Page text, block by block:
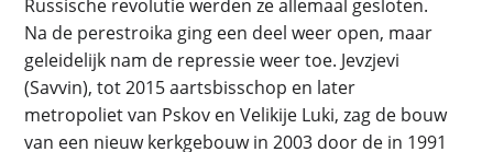
Russische revolutie werden ze allemaal gesloten.
Na de perestroika ging een deel weer open, maar
geleidelijk nam de repressie weer toe. Jevzjevi
(Savvin), tot 2015 aartsbisschop en later
metropoliet van Pskov en Velikije Luki, zag de bouw
van een nieuw kerkgebouw in 2003 door de in 1991